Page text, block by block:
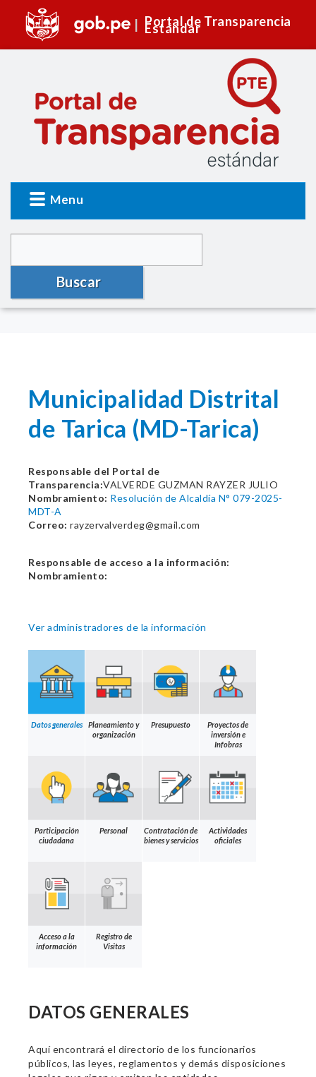
Portal de Transparencia
Estándar
Menu
Buscar
Municipalidad Distrital
de Tarica (MD-Tarica)
Responsable del Portal de
Transparencia:VALVERDE GUZMAN RAYZER JULIO
Nombramiento: Resolución de Alcaldía N° 079-2025-
MDT-A
Correo: rayzervalverdeg@gmail.com
Responsable de acceso a la información:
Nombramiento:
Ver administradores de la información
Datos generales
Planeamiento y
organización
Presupuesto
Proyectos de
inversión e
Infobras
Participación
ciudadana
Personal
Contratación de
bienes y servicios
Actividades
oficiales
Acceso a la
información
Registro de
Visitas
DATOS GENERALES
Aquí encontrará el directorio de los funcionarios
públicos, las leyes, reglamentos y demás disposiciones